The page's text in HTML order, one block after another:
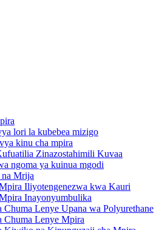
lori la kubebea mizigo
kinu cha mpira
Zinazostahimili Kuvaa
ngoma ya kuinua mgodi
na Mrija
Iliyotengenezwa kwa Kauri
Inayonyumbulika
Chuma Lenye Upana wa Polyurethane
Chuma Lenye Mpira